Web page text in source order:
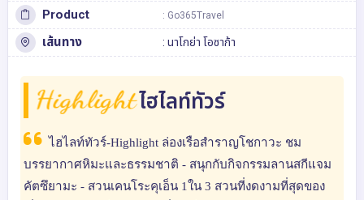
Product : Go365Travel
เส้นทาง : นาโกย่า โอซาก้า
Highlight ไฮไลท์ทัวร์
ไฮไลท์ทัวร์-Highlight ล่องเรือสำราญโชกาวะ ชม
บรรยากาศหิมะและธรรมชาติ - สนุกกับกิจกรรมลานสกีแจม
คัตซึยามะ - สวนเคนโระคุเอ็น 1ใน 3 สวนที่งดงามที่สุดของ